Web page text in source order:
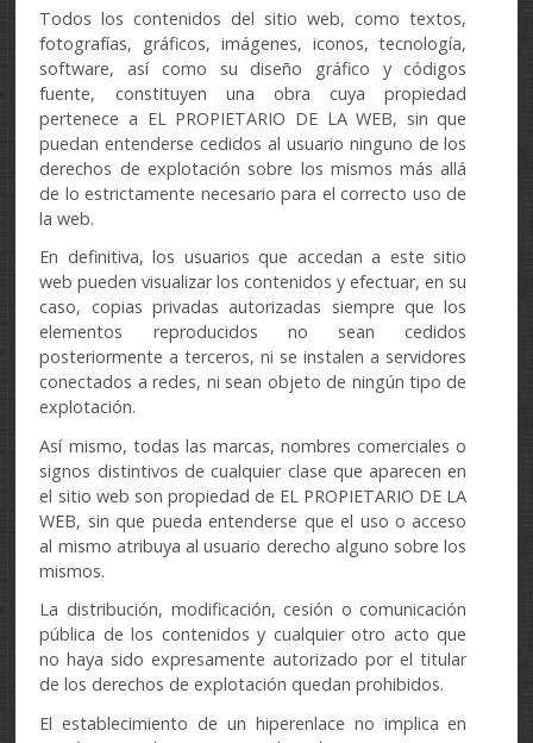
Todos los contenidos del sitio web, como textos,
fotografías, gráficos, imágenes, iconos, tecnología,
software, así como su diseño gráfico y códigos
fuente, constituyen una obra cuya propiedad
pertenece a EL PROPIETARIO DE LA WEB, sin que
puedan entenderse cedidos al usuario ninguno de los
derechos de explotación sobre los mismos más allá
de lo estrictamente necesario para el correcto uso de
la web.
En definitiva, los usuarios que accedan a este sitio
web pueden visualizar los contenidos y efectuar, en su
caso, copias privadas autorizadas siempre que los
elementos reproducidos no sean cedidos
posteriormente a terceros, ni se instalen a servidores
conectados a redes, ni sean objeto de ningún tipo de
explotación.
Así mismo, todas las marcas, nombres comerciales o
signos distintivos de cualquier clase que aparecen en
el sitio web son propiedad de EL PROPIETARIO DE LA
WEB, sin que pueda entenderse que el uso o acceso
al mismo atribuya al usuario derecho alguno sobre los
mismos.
La distribución, modificación, cesión o comunicación
pública de los contenidos y cualquier otro acto que
no haya sido expresamente autorizado por el titular
de los derechos de explotación quedan prohibidos.
El establecimiento de un hiperenlace no implica en